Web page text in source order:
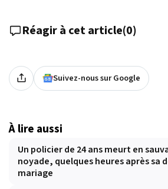
Réagir à cet article(0)
Suivez-nous sur Google
À lire aussi
Un policier de 24 ans meurt en
noyade, quelques heures après sa
mariage